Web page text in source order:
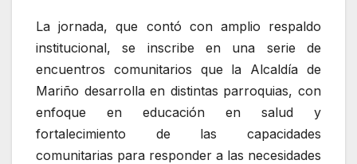
La jornada, que contó con amplio respaldo
institucional, se inscribe en una serie de
encuentros comunitarios que la Alcaldía de
Mariño desarrolla en distintas parroquias, con
enfoque en educación en salud y
fortalecimiento de las capacidades
comunitarias para responder a las necesidades